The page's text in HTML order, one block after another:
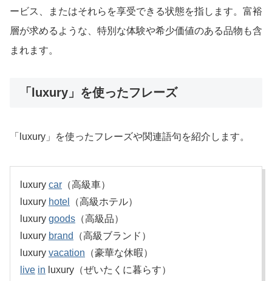
ービス、またはそれらを享受できる状態を指します。富裕
層が求めるような、特別な体験や希少価値のある品物も含
まれます。
「luxury」を使ったフレーズ
「luxury」を使ったフレーズや関連語句を紹介します。
luxury car （高級車）
luxury hotel
（高級ホテル）
luxury goods （高級品）
luxury brand
（高級ブランド）
luxury vacation （豪華な休暇）
live in luxury（ぜいたくに暮らす）